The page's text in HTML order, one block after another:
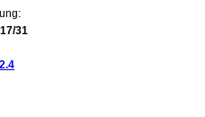
31